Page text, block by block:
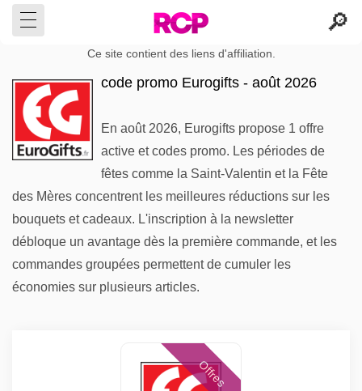
Ce site contient des liens d'affiliation.
code promo Eurogifts - août 2026
En août 2026, Eurogifts propose 1 offre
active et codes promo. Les périodes de
fêtes comme la Saint-Valentin et la Fête
des Mères concentrent les meilleures réductions sur les
bouquets et cadeaux. L'inscription à la newsletter
débloque un avantage dès la première commande, et les
commandes groupées permettent de cumuler les
économies sur plusieurs articles.
Offres